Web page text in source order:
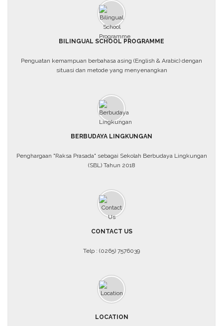
BILINGUAL SCHOOL PROGRAMME
Penguatan kemampuan berbahasa asing (English & Arabic) dengan
situasi dan metode yang menyenangkan
BERBUDAYA LINGKUNGAN
Penghargaan "Raksa Prasada" sebagai Sekolah Berbudaya Lingkungan
(SBL) Tahun 2018
CONTACT US
Telp : (0265) 7576039
LOCATION